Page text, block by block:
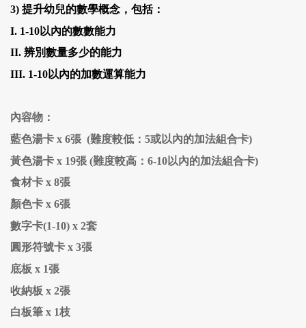
3) 提升幼兒的數學概念，包括：
I. 1-10以內的數數能力
II. 辨別數量多少的能力
III. 1-10以內的加數運算能力
內容物：
藍色湯卡 x 6張 (難度較低：5或以內的加法組合卡)
黃色湯卡 x 19張 (難度較高：6-10以內的加法組合卡)
食材卡 x 8張
顏色卡 x 6張
數字卡(1-10) x 2套
圓形符號卡 x 3張
底板 x 1張
收納板 x 2張
白板筆 x 1枝